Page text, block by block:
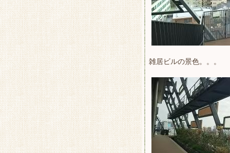
雑居ビルの景色。。。